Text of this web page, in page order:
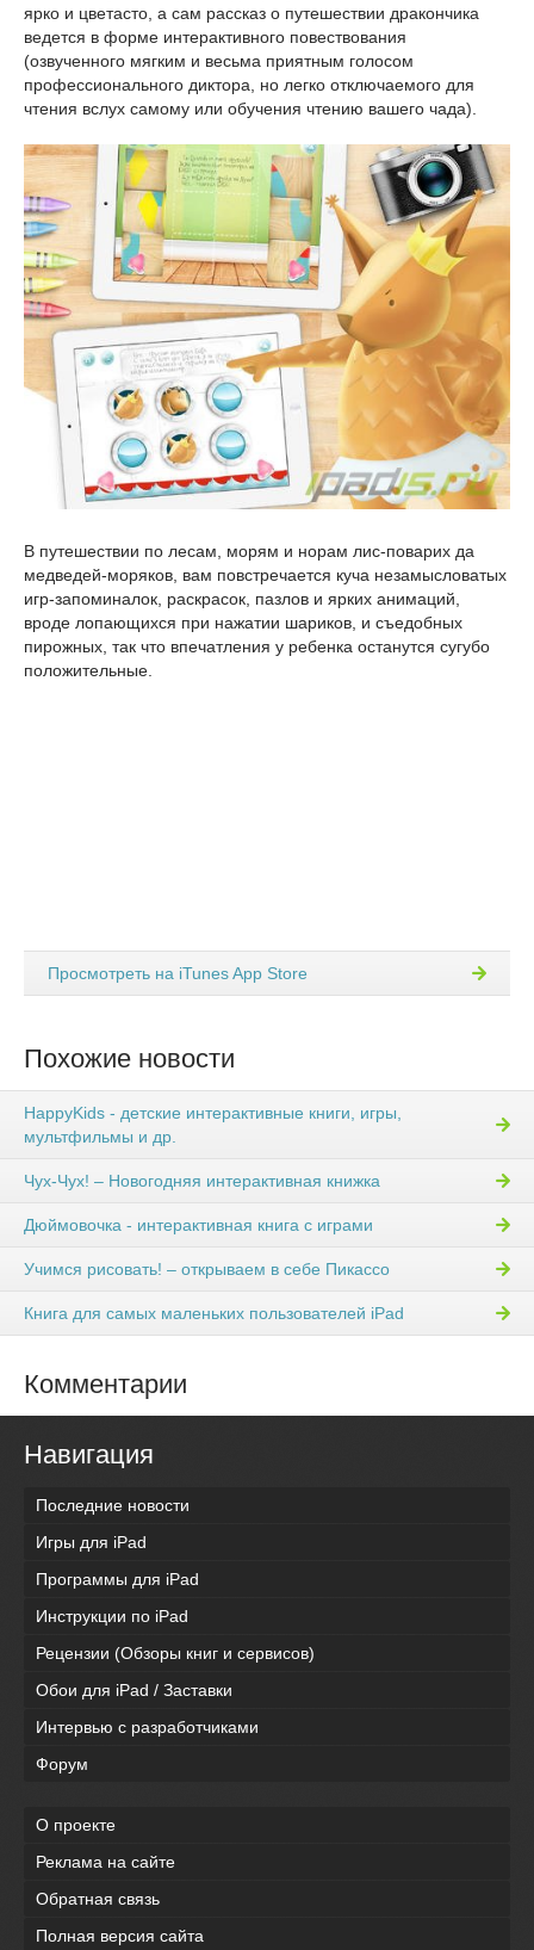
ярко и цветасто, а сам рассказ о путешествии дракончика
ведется в форме интерактивного повествования
(озвученного мягким и весьма приятным голосом
профессионального диктора, но легко отключаемого для
чтения вслух самому или обучения чтению вашего чада).
В путешествии по лесам, морям и норам лис-поварих да
медведей-моряков, вам повстречается куча незамысловатых
игр-запоминалок, раскрасок, пазлов и ярких анимаций,
вроде лопающихся при нажатии шариков, и съедобных
пирожных, так что впечатления у ребенка останутся сугубо
положительные.
Просмотреть на iTunes App Store
Похожие новости
HappyKids - детские интерактивные книги, игры,
мультфильмы и др.
Чух-Чух! – Новогодняя интерактивная книжка
Дюймовочка - интерактивная книга с играми
Учимся рисовать! – открываем в себе Пикассо
Книга для самых маленьких пользователей iPad
Комментарии
Навигация
Последние новости
Игры для iPad
Программы для iPad
Инструкции по iPad
Рецензии (Обзоры книг и сервисов)
Обои для iPad / Заставки
Интервью с разработчиками
Форум
О проекте
Реклама на сайте
Обратная связь
Полная версия сайта